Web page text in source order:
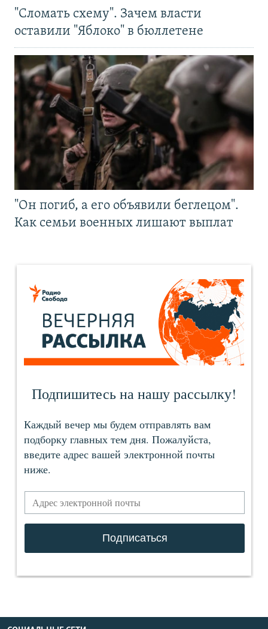
"Сломать схему". Зачем власти
оставили "Яблоко" в бюллетене
"Он погиб, а его объявили беглецом".
Как семьи военных лишают выплат